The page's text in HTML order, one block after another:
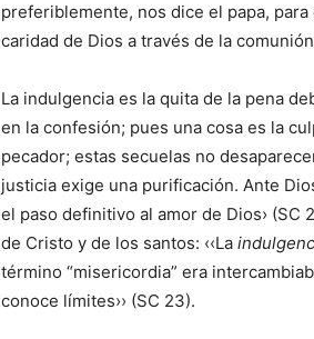
preferiblemente, nos dice el papa,
caridad de Dios a través de la
La indulgencia es la quita de la pena
en la confesión; pues una cosa es la
pecador; estas secuelas no
justicia exige una purificación. Ante
el paso definitivo al amor de Dios›
de Cristo y de los santos: ‹‹La
término “misericordia” era
conoce límites›› (SC 23).